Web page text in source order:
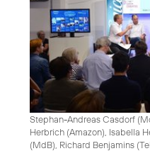
Stephan-Andreas Casdorf
Herbrich (Amazon), Isabella
(MdB), Richard Benjamins